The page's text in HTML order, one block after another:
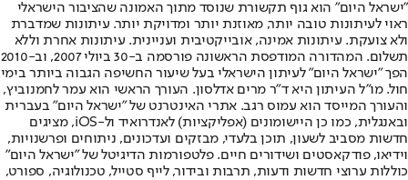
"ישראל היום" הוא גוף תקשורת שנוסד מתוך האמונה שהציבור הישראלי
ראוי לעיתונות טובה יותר, מאוזנת יותר ומדויקת יותר. עיתונות שמדברת
ולא צועקת. עיתונות אמינה, אובייקטיבית ועניינית. עיתונות אחרת וללא
תשלום. המהדורה המודפסת הראשונה פורסמה ב-30 ביולי 2007, וב-2010
הפך "ישראל היום" לעיתון הישראלי בעל שיעור החשיפה הגבוה ביותר בימי
חול. מו"ל העיתון היא ד"ר מרים אדלסון. העורך הראשי הוא עמר לחמנוביץ,
והעורך המייסד הוא עמוס רגב. אתרי האינטרנט של "ישראל היום" בעברית
ובאנגלית, כמו כן היישומונים (אפליקציות) לאנדרואיד ול-iOS, מציגים
חדשות מסביב לשעון, תוכן בלעדי, מבזקים ועדכונים, ניתוחים ופרשנויות,
וידיאו, פודקאסטים ושידורים חיים. פלטפורמות הדיגיטל של "ישראל היום"
כוללות ערוצי חדשות ודעות, תרבות ובידור, לייף סטייל, טכנולוגיה, ספורט,